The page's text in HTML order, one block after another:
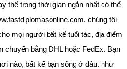
thế trong thời gian ngắn nhất có thể
chúng tôi
mọi người bất kể tuổi tác, địa điểm
chuyển bằng DHL hoặc FedEx. Bạn
nào, bất kể bạn sống ở đâu. như